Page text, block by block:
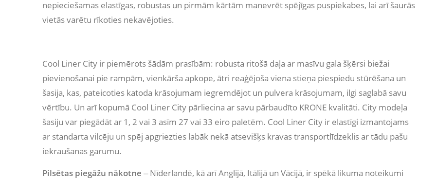
nepieciešamas elastīgas, robustas un pirmām kārtām manevrēt spējīgas puspiekabes, lai arī šaurās
vietās varētu rīkoties nekavējoties.
Cool Liner City ir piemērots šādām prasībām: robusta ritošā daļa ar masīvu gala šķērsi biežai
pievienošanai pie rampām, vienkārša apkope, ātri reaģējoša viena stieņa piespiedu stūrēšana un
šasija, kas, pateicoties katoda krāsojumam iegremdējot un pulvera krāsojumam, ilgi saglabā savu
vērtību. Un arī kopumā Cool Liner City pārliecina ar savu pārbaudīto KRONE kvalitāti. City modeļa
šasiju var piegādāt ar 1, 2 vai 3 asīm 27 vai 33 eiro paletēm. Cool Liner City ir elastīgi izmantojams
ar standarta vilcēju un spēj apgriezties labāk nekā atsevišķs kravas transportlīdzeklis ar tādu pašu
iekraušanas garumu.
Pilsētas piegāžu nākotne ‒ Nīderlandē, kā arī Anglijā, Itālijā un Vācijā, ir spēkā likuma noteikumi